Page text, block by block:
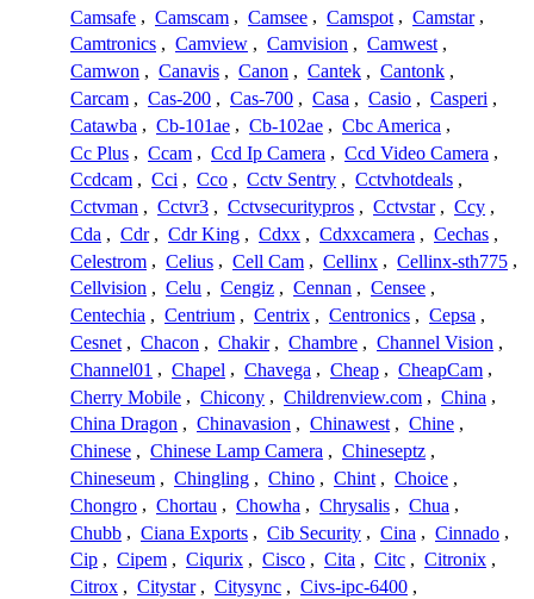
Camsafe , Camscam , Camsee , Camspot , Camstar ,
Camtronics , Camview , Camvision , Camwest ,
Camwon , Canavis , Canon , Cantek , Cantonk ,
Carcam , Cas-200 , Cas-700 , Casa , Casio , Casperi ,
Catawba , Cb-101ae , Cb-102ae , Cbc America ,
Cc Plus , Ccam , Ccd Ip Camera , Ccd Video Camera ,
Ccdcam , Cci , Cco , Cctv Sentry , Cctvhotdeals ,
Cctvman , Cctvr3 , Cctvsecuritypros , Cctvstar , Ccy ,
Cda , Cdr , Cdr King , Cdxx , Cdxxcamera , Cechas ,
Celestrom , Celius , Cell Cam , Cellinx , Cellinx-sth775 ,
Cellvision , Celu , Cengiz , Cennan , Censee ,
Centechia , Centrium , Centrix , Centronics , Cepsa ,
Cesnet , Chacon , Chakir , Chambre , Channel Vision ,
Channel01 , Chapel , Chavega , Cheap , CheapCam ,
Cherry Mobile , Chicony , Childrenview.com , China ,
China Dragon , Chinavasion , Chinawest , Chine ,
Chinese , Chinese Lamp Camera , Chineseptz ,
Chineseum , Chingling , Chino , Chint , Choice ,
Chongro , Chortau , Chowha , Chrysalis , Chua ,
Chubb , Ciana Exports , Cib Security , Cina , Cinnado ,
Cip , Cipem , Ciqurix , Cisco , Cita , Citc , Citronix ,
Citrox , Citystar , Citysync , Civs-ipc-6400 ,